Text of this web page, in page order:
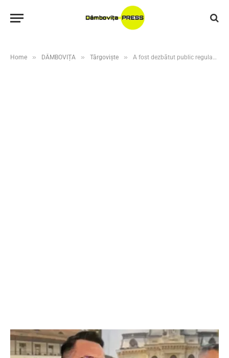
Home » DÂMBOVIȚA » Târgoviște » A fost dezbătut public regulamentul privind organizarea și funcționarea jocurilor de noroc în municipiul Târgoviște